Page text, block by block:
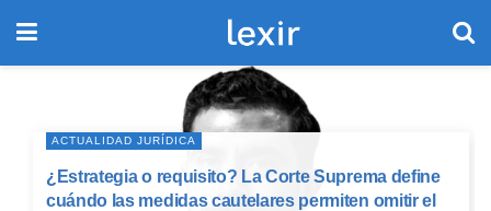
ACTUALIDAD JURÍDICA
¿Estrategia o requisito? La Corte Suprema define
cuándo las medidas cautelares permiten omitir el